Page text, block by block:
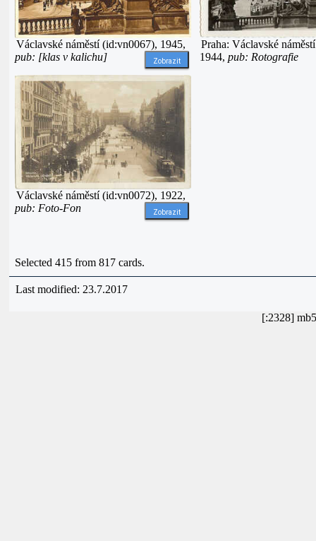
Václavské náměstí (id:vn0067), 1945,
pub: [klas v kalichu]
Zobrazit
Praha: Václavské
1944, pub: Rotografie
Václavské náměstí (id:vn0072), 1922,
pub: Foto-Fon
Zobrazit
Selected 415 from 817 cards.
Last modified: 23.7.2017
[:2328]